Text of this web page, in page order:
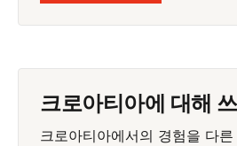
크로아티아에 대해
크로아티아에서의 경험을 다